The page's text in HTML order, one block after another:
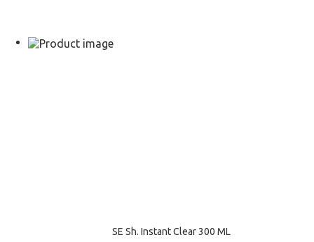
SE Sh. Instant Clear 300 ML